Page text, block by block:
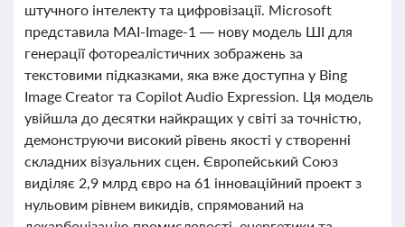
штучного інтелекту та цифровізації. Microsoft
представила MAI-Image-1 — нову модель ШІ для
генерації фотореалістичних зображень за
текстовими підказками, яка вже доступна у Bing
Image Creator та Copilot Audio Expression. Ця модель
увійшла до десятки найкращих у світі за точністю,
демонструючи високий рівень якості у створенні
складних візуальних сцен. Європейський Союз
виділяє 2,9 млрд євро на 61 інноваційний проект з
нульовим рівнем викидів, спрямований на